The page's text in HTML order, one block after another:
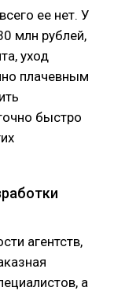
ее нет. У
млн рублей,
уход
плачевным
быстро
агентств,
а